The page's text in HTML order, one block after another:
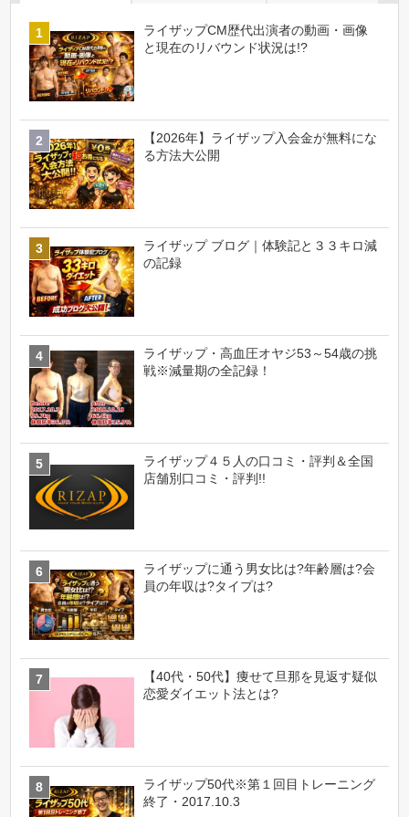
ライザップCM歴代出演者の動画・画像
と現在のリバウンド状況は!?
【2026年】ライザップ入会金が無料にな
る方法大公開
ライザップ ブログ｜体験記と３３キロ減
の記録
ライザップ・高血圧オヤジ53～54歳の挑
戦※減量期の全記録！
ライザップ４５人の口コミ・評判＆全国
店舗別口コミ・評判!!
ライザップに通う男女比は?年齢層は?会
員の年収は?タイプは?
【40代・50代】痩せて旦那を見返す疑似
恋愛ダイエット法とは?
ライザップ50代※第１回目トレーニング
終了・2017.10.3